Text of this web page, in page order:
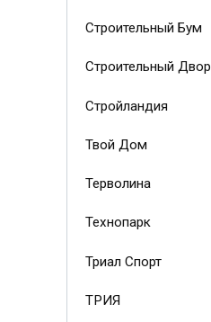
Строительный Бум
Строительный Двор
Стройландия
Твой Дом
Терволина
Технопарк
Триал Спорт
ТРИЯ